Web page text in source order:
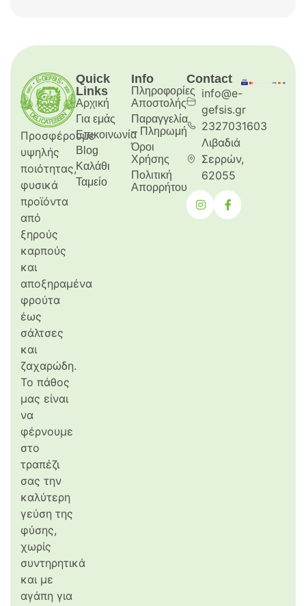
Προσφέρουμε
υψηλής
ποιότητας,
φυσικά
προϊόντα
από
ξηρούς
καρπούς
και
αποξηραμένα
φρούτα
έως
σάλτσες
και
ζαχαρώδη.
Το πάθος
μας είναι
να
φέρνουμε
στο
τραπέζι
σας την
καλύτερη
γεύση της
φύσης,
χωρίς
συντηρητικά
και με
αγάπη για
Quick
Links
Αρχική
Για εμάς
Επικοινωνία
Blog
Καλάθι
Ταμείο
Info
Πληροφορίες
Aποστολής
Παραγγελία
– Πληρωμή
Όροι
Χρήσης
Πολιτική
Απορρήτου
Contact
info@e-
gefsis.gr
2327031603
Λιβαδιά
Σερρών,
62055